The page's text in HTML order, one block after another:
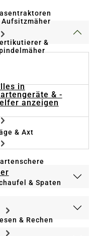
Aufsitzmäher
&
in
& -
anzeigen
& Axt
& Spaten
& Rechen